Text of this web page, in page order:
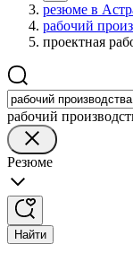
резюме в
рабочий
проектная
рабочий
Резюме
Найти